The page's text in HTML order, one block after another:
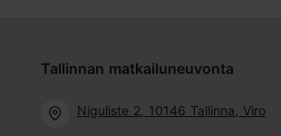
Tallinnan matkailuneuvonta
Niguliste 2, 10146 Tallinna, Viro